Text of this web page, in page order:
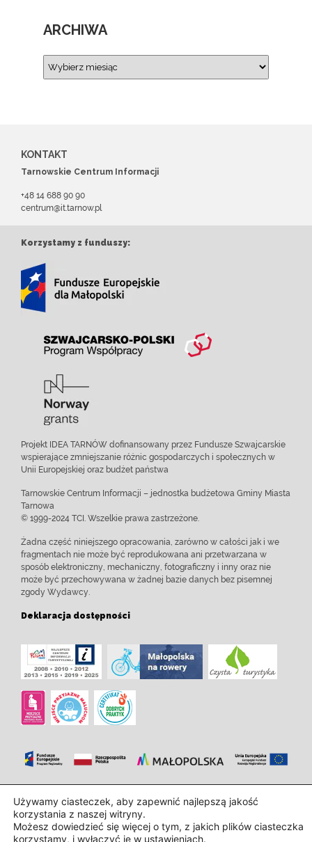
ARCHIWA
KONTAKT
Tarnowskie Centrum Informacji
+48 14 688 90 90
centrum@it.tarnow.pl
Korzystamy z funduszy:
Projekt IDEA TARNÓW dofinansowany przez Fundusze Szwajcarskie
wspierające zmniejszanie różnic gospodarczych i społecznych w
Unii Europejskiej oraz budżet państwa
Tarnowskie Centrum Informacji – jednostka budżetowa Gminy Miasta
Tarnowa
© 1999-2024 TCI. Wszelkie prawa zastrzeżone.
Żadna część niniejszego opracowania, zarówno w całości jak i we
fragmentach nie może być reprodukowana ani przetwarzana w
sposób elektroniczny, mechaniczny, fotograficzny i inny oraz nie
może być przechowywana w żadnej bazie danych bez pisemnej
zgody Wydawcy.
Deklaracja dostępności
Zaprojektowanie i wdrożenie: InTechHouse.com
Używamy ciasteczek, aby zapewnić najlepszą jakość
korzystania z naszej witryny.
Możesz dowiedzieć się więcej o tym, z jakich plików ciasteczka
korzystamy, i wyłączyć je w ustawieniach.